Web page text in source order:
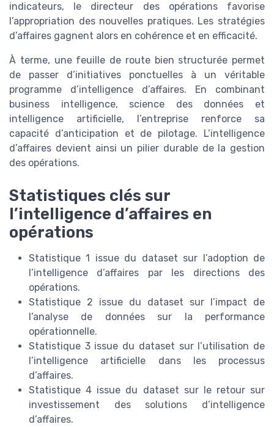
indicateurs, le directeur des opérations favorise
l’appropriation des nouvelles pratiques. Les stratégies
d’affaires gagnent alors en cohérence et en efficacité.
À terme, une feuille de route bien structurée permet
de passer d’initiatives ponctuelles à un véritable
programme d’intelligence d’affaires. En combinant
business intelligence, science des données et
intelligence artificielle, l’entreprise renforce sa
capacité d’anticipation et de pilotage. L’intelligence
d’affaires devient ainsi un pilier durable de la gestion
des opérations.
Statistiques clés sur
l’intelligence d’affaires en
opérations
Statistique 1 issue du dataset sur l’adoption de
l’intelligence d’affaires par les directions des
opérations.
Statistique 2 issue du dataset sur l’impact de
l’analyse de données sur la performance
opérationnelle.
Statistique 3 issue du dataset sur l’utilisation de
l’intelligence artificielle dans les processus
d’affaires.
Statistique 4 issue du dataset sur le retour sur
investissement des solutions d’intelligence
d’affaires.